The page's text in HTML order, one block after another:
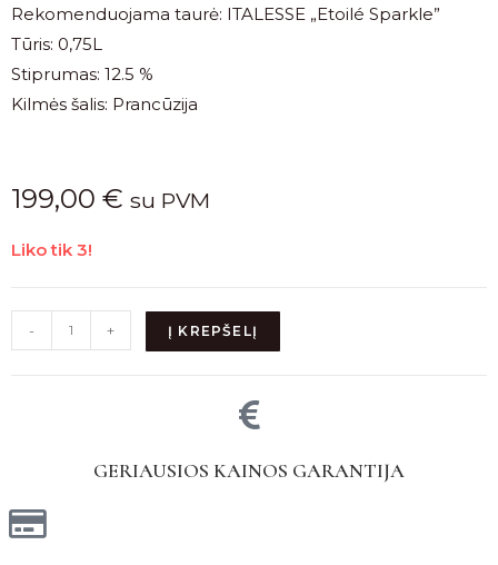
Rekomenduojama taurė: ITALESSE „Etoilé Sparkle”
Tūris: 0,75L
Stiprumas: 12.5 %
Kilmės šalis: Prancūzija
199,00 € su PVM
Liko tik 3!
- + Į KREPŠELĮ
GERIAUSIOS KAINOS GARANTIJA